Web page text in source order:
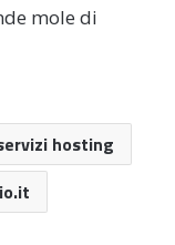
mole di
hosting